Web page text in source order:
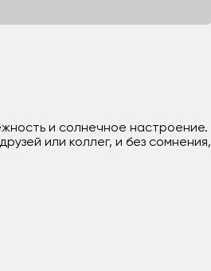
и солнечное настроение.
или коллег, и без сомнения,